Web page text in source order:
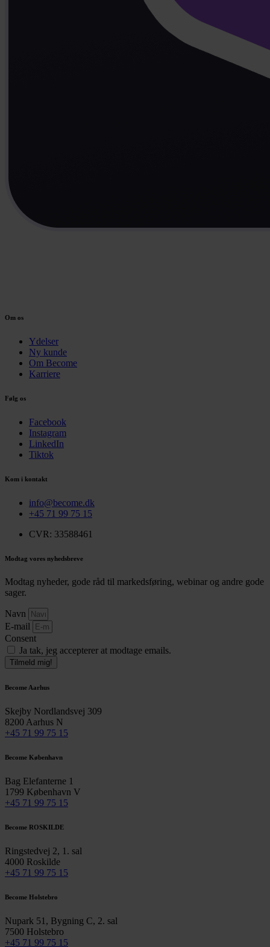
Om os
Ydelser
Ny kunde
Om Become
Karriere
Følg os
Facebook
Instagram
LinkedIn
Tiktok
Kom i kontakt
info@become.dk
+45 71 99 75 15
CVR: 33588461
Modtag vores nyhedsbreve
Modtag nyheder, gode råd til markedsføring, webinar og andre gode
sager.
Navn
E-mail
Consent
Ja tak, jeg accepterer at modtage emails.
Tilmeld mig!
Become Aarhus
Skejby Nordlandsvej 309
8200 Aarhus N
+45 71 99 75 15
Become København
Bag Elefanterne 1
1799 København V
+45 71 99 75 15
Become ROSKILDE
Ringstedvej 2, 1. sal
4000 Roskilde
+45 71 99 75 15
Become Holstebro
Nupark 51, Bygning C, 2. sal
7500 Holstebro
+45 71 99 75 15